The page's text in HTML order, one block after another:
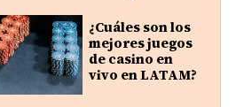
¿Cuáles son los
mejores juegos
de casino en
vivo en LATAM?